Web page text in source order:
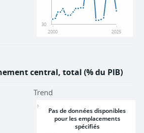
2000 2025
30
central, total (% du PIB)
Trend
NaN
Pas de données disponibles
pour les emplacements
spécifiés